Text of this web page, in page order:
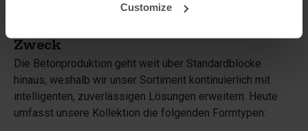
Customize
Zweck
Die Betonproduktion geht weit über Standardblöcke
hinaus, weshalb wir unser Sortiment kontinuierlich mit
intelligenten, zuverlässigen Lösungen erweitern. Heute
umfasst unsere Kollektion die folgenden Formtypen: